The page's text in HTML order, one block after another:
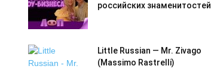
российских знаменитостей
Little Russian — Mr. Zivago
(Massimo Rastrelli)